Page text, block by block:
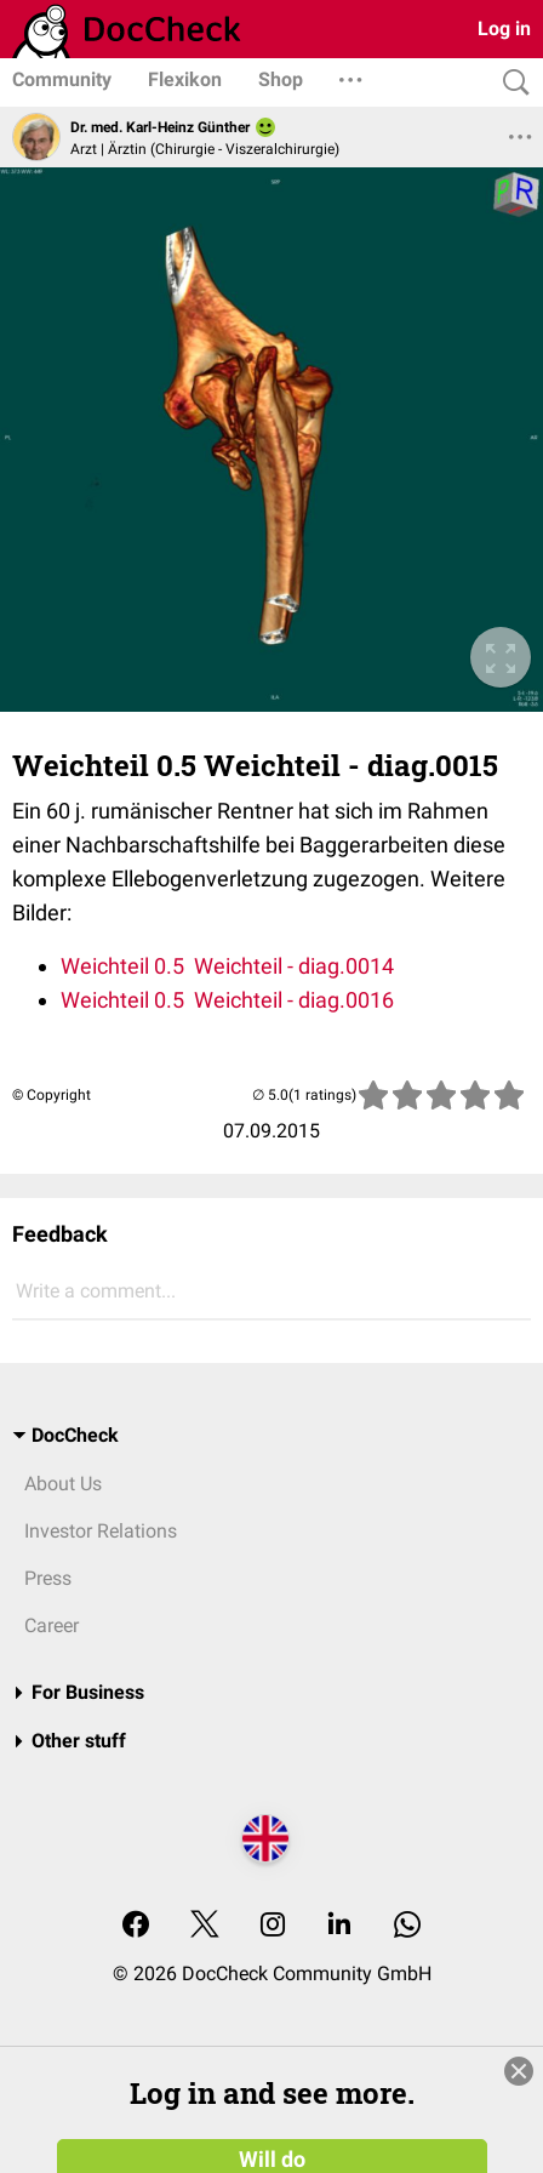
Log in
Community Flexikon Shop
Dr. med. Karl-Heinz Günther
Arzt | Ärztin (Chirurgie - Viszeralchirurgie)
Weichteil 0.5 Weichteil - diag.0015
Ein 60 j. rumänischer Rentner hat sich im Rahmen
einer Nachbarschaftshilfe bei Baggerarbeiten diese
komplexe Ellebogenverletzung zugezogen. Weitere
Bilder:
Weichteil 0.5 Weichteil - diag.0014
Weichteil 0.5 Weichteil - diag.0016
© Copyright
07.09.2015
(1 ratings)
Feedback
Write a comment...
DocCheck
About Us
Investor Relations
Press
Career
For Business
Other stuff
© 2026 DocCheck Community GmbH
Log in and see more.
Will do